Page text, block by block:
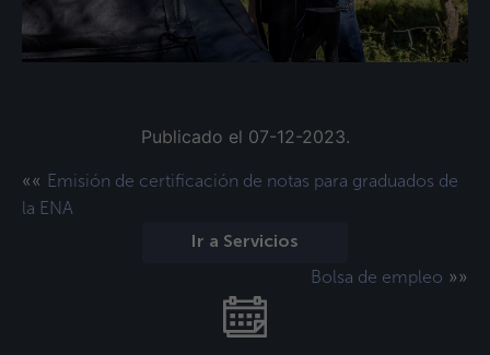
Publicado el 07-12-2023.
«« Emisión de certificación de notas para graduados de
la ENA
Ir a Servicios
Bolsa de empleo »»